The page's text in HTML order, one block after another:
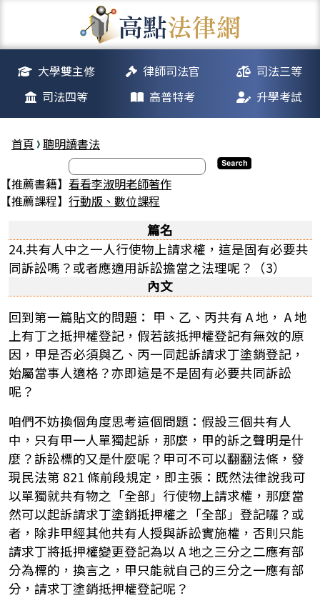
大學雙主修 律師司法官
司法三等
司法四等
高普特考 升學考試
首頁 聰明讀書法
【推薦書籍】 看看李淑明老師著作
【推薦課程】 行動版、數位課程
篇名
24.共有人中之一人行使物上請求權，這是固有必要共
同訴訟嗎？或者應適用訴訟擔當之法理呢？（3）
內文
回到第一篇貼文的問題： 甲、乙、丙共有 A 地， A 地
上有丁之抵押權登記，假若該抵押權登記有無效的原
因，甲是否必須與乙、丙一同起訴請求丁塗銷登記，
始屬當事人適格？亦即這是不是固有必要共同訴訟
呢？
咱們不妨換個角度思考這個問題：假設三個共有人
中，只有甲一人單獨起訴，那麼，甲的訴之聲明是什
麼？訴訟標的又是什麼呢？甲可不可以翻翻法條，發
現民法第 821 條前段規定，即主張：既然法律說我可
以單獨就共有物之「全部」行使物上請求權，那麼當
然可以起訴請求丁塗銷抵押權之「全部」登記囉？或
者，除非甲經其他共有人授與訴訟實施權，否則只能
請求丁將抵押權變更登記為以 A 地之三分之二應有部
分為標的，換言之，甲只能就自己的三分之一應有部
分，請求丁塗銷抵押權登記呢？